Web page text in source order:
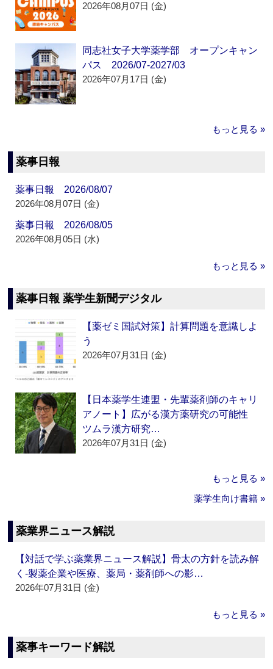
2026年08月07日 (金)
同志社女子大学薬学部 オープンキャン
パス 2026/07-2027/03
2026年07月17日 (金)
もっと見る »
薬事日報
薬事日報 2026/08/07
2026年08月07日 (金)
薬事日報 2026/08/05
2026年08月05日 (水)
もっと見る »
薬事日報 薬学生新聞デジタル
【薬ゼミ国試対策】計算問題を意識しよ
う
2026年07月31日 (金)
【日本薬学生連盟・先輩薬剤師のキャリ
アノート】広がる漢方薬研究の可能性
ツムラ漢方研究…
2026年07月31日 (金)
もっと見る »
薬学生向け書籍 »
薬業界ニュース解説
【対話で学ぶ薬業界ニュース解説】骨太の方針を読み解
く‐製薬企業や医療、薬局・薬剤師への影…
2026年07月31日 (金)
もっと見る »
薬事キーワード解説